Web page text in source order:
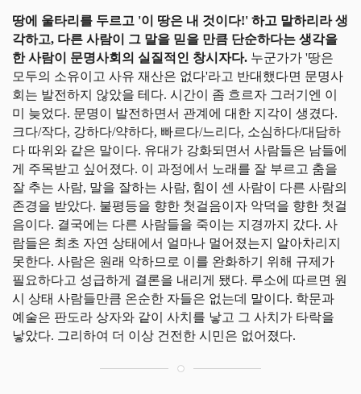
땅에 울타리를 두르고 '이 땅은 내 것이다!' 하고 말하리라 생
각하고, 다른 사람이 그 말을 믿을 만큼 단순하다는 생각을
한 사람이 문명사회의 실질적인 창시자다. 누군가가 '땅은
모두의 소유이고 사유 재산은 없다'라고 반대했다면 문명사
회는 발전하지 않았을 테다. 시간이 좀 흐르자 그러기엔 이
미 늦었다. 문명이 발전하면서 관계에 대한 지각이 생겼다.
크다/작다, 강하다/약하다, 빠르다/느리다, 소심하다/대담하
다 따위와 같은 말이다. 유대가 강화되면서 사람들은 남들에
게 주목받고 싶어졌다. 이 과정에서 노래를 잘 부르고 춤을
잘 추는 사람, 말을 잘하는 사람, 힘이 센 사람이 다른 사람의
존경을 받았다. 불평등을 향한 첫걸음이자 악덕을 향한 첫걸
음이다. 결국에는 다른 사람들을 죽이는 지경까지 갔다. 사
람들은 최초 자연 상태에서 얼마나 멀어졌는지 알아차리지
못한다. 사람은 원래 악하므로 이를 완화하기 위해 규제가
필요하다고 성급하게 결론을 내리게 됐다. 루소에 따르면 원
시 상태 사람들만큼 온순한 자들은 없는데 말이다. 학문과
예술은 판도라 상자와 같이 사치를 낳고 그 사치가 타락을
낳았다. 그리하여 더 이상 건전한 시민은 없어졌다.